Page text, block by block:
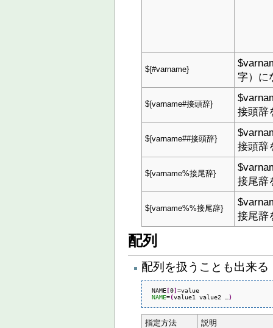
${#varname}
字）に
${varname#接頭辞}
接頭辞
${varname##接頭辞}
接頭辞
${varname%接尾辞}
接尾辞
${varname%%接尾辞}
接尾辞
配列
配列を扱うことも出来る
NAME [0]=value
NAME=(value1 value2 … )
指定方法 説明